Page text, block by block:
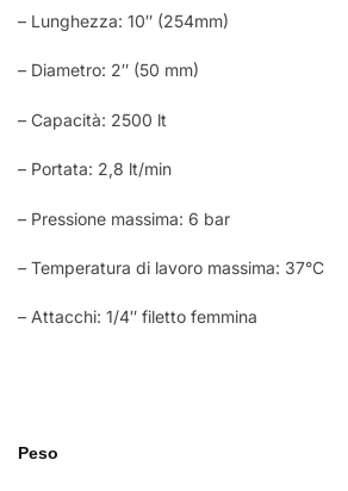
– Lunghezza: 10″ (254mm)
– Diametro: 2″ (50 mm)
– Capacità: 2500 lt
– Portata: 2,8 lt/min
– Pressione massima: 6 bar
– Temperatura di lavoro massima: 37°C
– Attacchi: 1/4″ filetto femmina
Peso